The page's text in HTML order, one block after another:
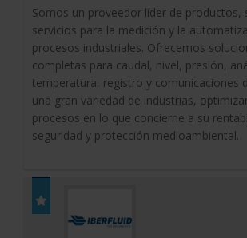
Somos un proveedor líder de productos,
servicios para la medición y la
procesos industriales. Ofrecemos
completas para caudal, nivel, presión,
temperatura, registro y comunicaciones
una gran variedad de industrias,
procesos en lo que concierne a su
seguridad y protección medioambiental.